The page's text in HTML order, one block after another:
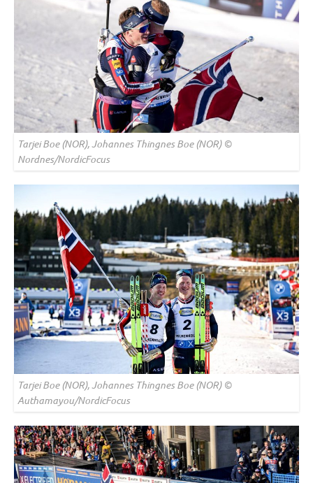
Tarjei Boe (NOR), Johannes Thingnes Boe (NOR) ©
Nordnes/NordicFocus
Tarjei Boe (NOR), Johannes Thingnes Boe (NOR) ©
Authamayou/NordicFocus